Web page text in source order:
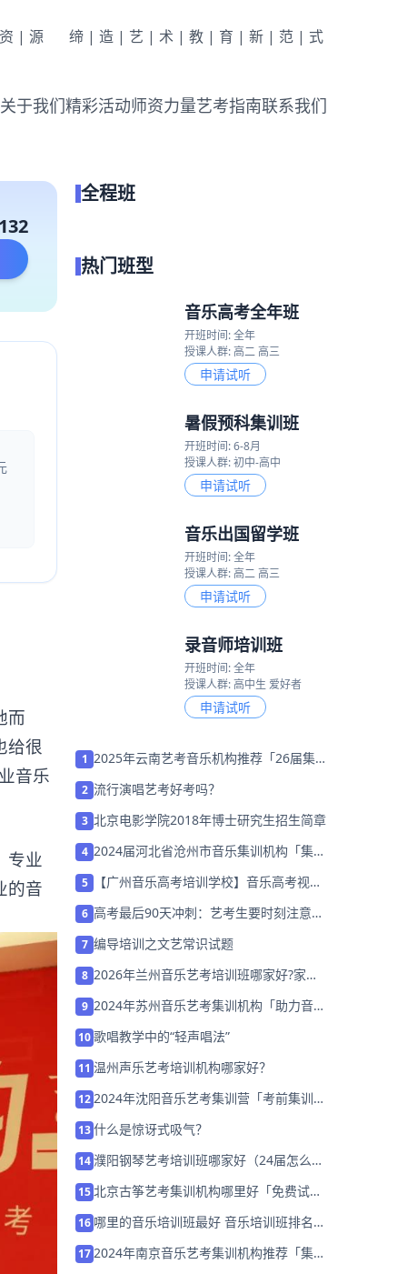
|源 缔|造|艺|术|教|育|新|范|式
关于我们精彩活动师资力量艺考指南联系我们
而
给很
音乐
专业
的音
全程班
热门班型
音乐高考全年班
开班时间: 全年
授课人群: 高二 高三
申请试听
暑假预科集训班
开班时间: 6-8月
授课人群: 初中-高中
申请试听
音乐出国留学班
开班时间: 全年
授课人群: 高二 高三
申请试听
录音师培训班
开班时间: 全年
授课人群: 高中生 爱好者
申请试听
1 2025年云南艺考音乐机构推荐「26届集
2 流行演唱艺考好考吗？
3 北京电影学院2018年博士研究生招生简章
4 2024届河北省沧州市音乐集训机构「集训
5
【广州音乐高考培训学校】音乐高考视唱
6 高考最后90天冲刺：艺考生要时刻注意提
7 编导培训之文艺常识试题
8 2026年兰州音乐艺考培训班哪家好?家长
9 2024年苏州音乐艺考集训机构「助力音乐
10歌唱教学中的“轻声唱法”
11 温州声乐艺考培训机构哪家好？
122024年沈阳音乐艺考集训营「考前集训营
13什么是惊讶式吸气？
14濮阳钢琴艺考培训班哪家好（24届怎么选
15北京古筝艺考集训机构哪里好「免费试
16 哪里的音乐培训班最好 音乐培训班排名
172024年南京音乐艺考集训机构推荐「集训